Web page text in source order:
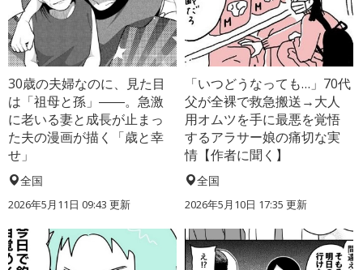
30歳の夫婦なのに、見た目
は「祖母と孫」――。急激
に老いる妻と成長が止まっ
た夫の漫画が描く「歳と幸
せ」
全国
2026年5月11日 09:43 更新
「いつどうなっても…」70代
父が全裸で救急搬送→大人
用オムツを手に最悪を覚悟
するアラサー娘の痛切な実
情【作者に聞く】
全国
2026年5月10日 17:35 更新